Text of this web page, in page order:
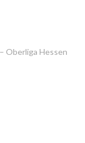
Oberliga Hessen